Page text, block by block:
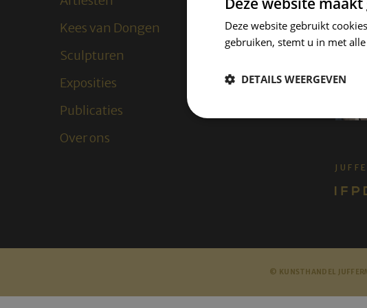
Kees van Dongen
Sculpturen
Exposities
Publicaties
Over ons
© KUNSTHANDEL
Deze website gebruikt
gebruiken, stemt u in met
DETAILS WEERGEVEN